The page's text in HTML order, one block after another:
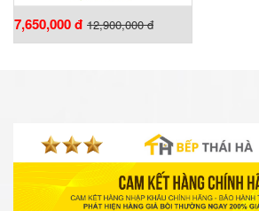
7,650,000 đ 12,900,000 đ